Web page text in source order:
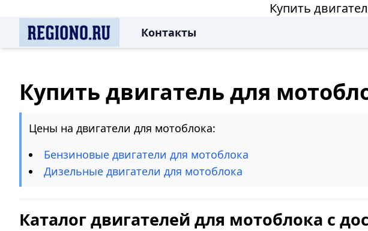
Купить
Контакты
Купить двигатель для
Цены на двигатели для мотоблока:
Бензиновые двигатели для мотоблока
Дизельные двигатели для мотоблока
Каталог двигателей для мотоблока с